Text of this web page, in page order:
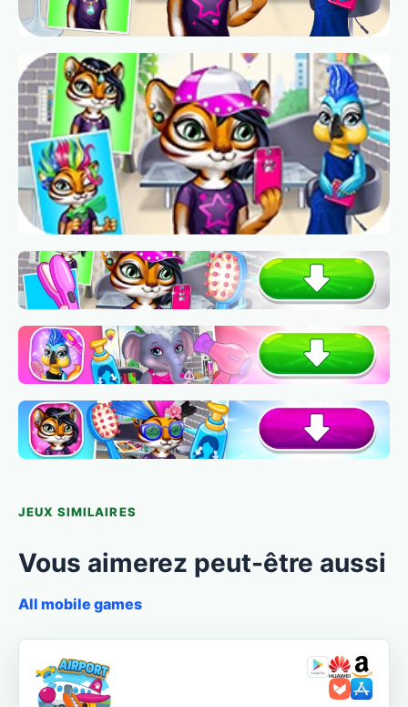
JEUX SIMILAIRES
Vous aimerez peut-être aussi
All mobile games